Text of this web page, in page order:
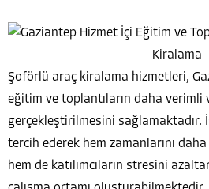
Şoförlü araç kiralama hizmetleri,
eğitim ve toplantıların daha
gerçekleştirilmesini sağlamaktadır.
tercih ederek hem zamanlarını
hem de katılımcıların stresini